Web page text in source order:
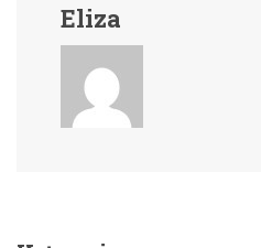
Eliza